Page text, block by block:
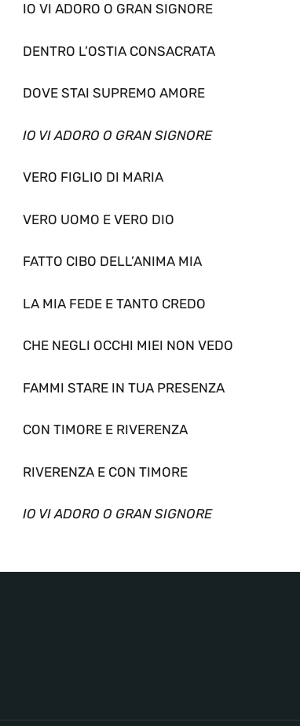
IO VI ADORO O GRAN SIGNORE
DENTRO L’OSTIA CONSACRATA
DOVE STAI SUPREMO AMORE
IO VI ADORO O GRAN SIGNORE
VERO FIGLIO DI MARIA
VERO UOMO E VERO DIO
FATTO CIBO DELL’ANIMA MIA
LA MIA FEDE E TANTO CREDO
CHE NEGLI OCCHI MIEI NON VEDO
FAMMI STARE IN TUA PRESENZA
CON TIMORE E RIVERENZA
RIVERENZA E CON TIMORE
IO VI ADORO O GRAN SIGNORE